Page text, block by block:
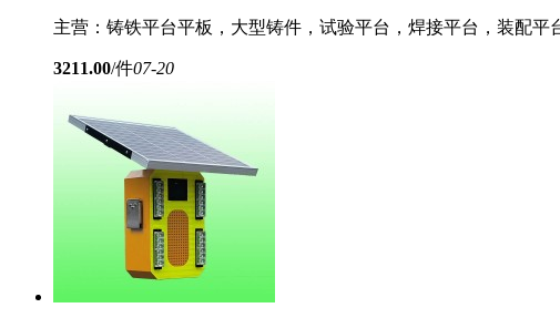
主营：铸铁平台平板，大型铸件，试验平台，焊接平台，装配
3211.00/件07-20